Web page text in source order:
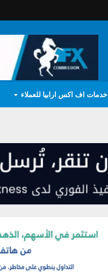
خدمات اف اكس ارابيا للعملاء